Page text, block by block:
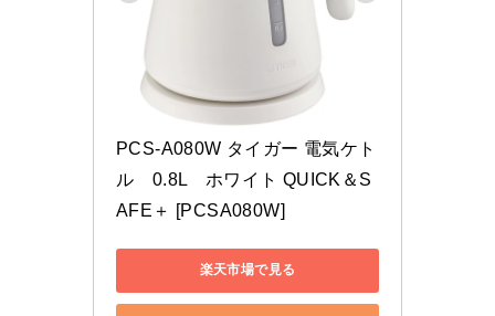
PCS-A080W タイガー 電気ケト
ル　0.8L　ホワイト QUICK＆S
AFE＋ [PCSA080W]
楽天市場で見る